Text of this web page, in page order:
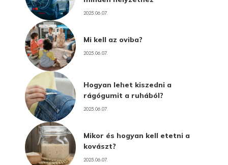
2025.06.07.
Mi kell az oviba?
2025.06.07.
Hogyan lehet kiszedni a
rágógumit a ruhából?
2025.06.07.
Mikor és hogyan kell etetni a
kovászt?
2025.06.07.